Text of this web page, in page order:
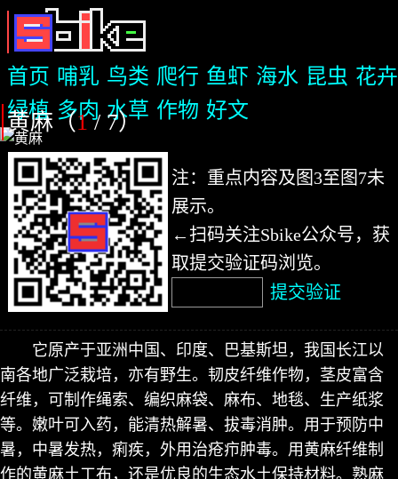
首页 哺乳 鸟类 爬行 鱼虾 海水 昆虫 花卉
绿植 多肉 水草 作物 好文
黄麻（1/ 7）
注：重点内容及图3至图7未
展示。
←扫码关注Sbike公众号，获
取提交验证码浏览。
提交验证
它原产于亚洲中国、印度、巴基斯坦，我国长江以
南各地广泛栽培，亦有野生。韧皮纤维作物，茎皮富含
纤维，可制作绳索、编织麻袋、麻布、地毯、生产纸浆
等。嫩叶可入药，能清热解暑、拔毒消肿。用于预防中
暑，中暑发热，痢疾，外用治疮疖肿毒。用黄麻纤维制
作的黄麻土工布，还是优良的生态水土保持材料。熟麻